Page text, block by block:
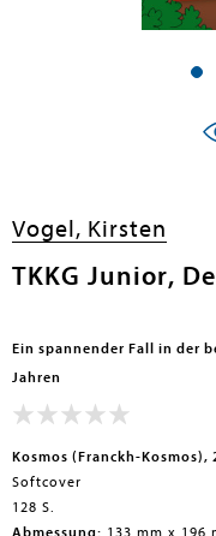
submenu
Vogel, Kirsten
TKKG Junior,
Ein spannender Fall in der
Jahren
Kosmos (Franckh-Kosmos),
Softcover
128 S.
Abmessung: 133 mm x 196